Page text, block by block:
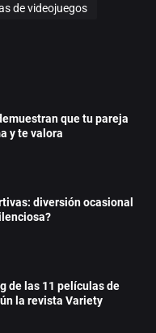
de videojuegos
que tu pareja
y te valora
diversión ocasional
de las 11 películas de
la revista Variety